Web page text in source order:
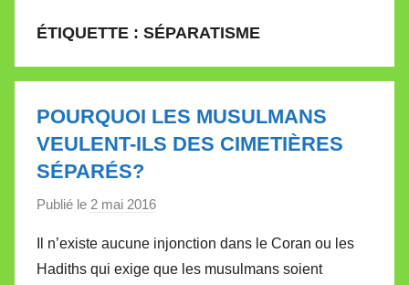
ÉTIQUETTE : SÉPARATISME
POURQUOI LES MUSULMANS
VEULENT-ILS DES CIMETIÈRES
SÉPARÉS?
Publié le 2 mai 2016
r
M
Il n’existe aucune injonction dans le Coran ou les
Hadiths qui exige que les musulmans soient